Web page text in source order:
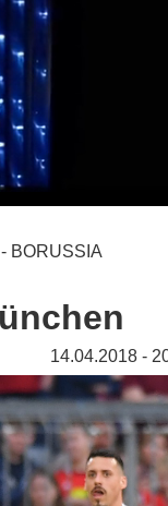
BORUSSIA
14.04.2018 -